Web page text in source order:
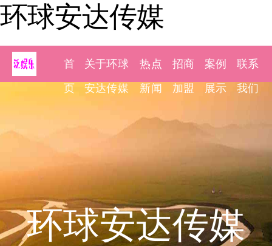
环球安达传媒
首
页
关于环球
安达传媒
热点
新闻
招商
加盟
案例
展示
联系
我们
环球安达传媒